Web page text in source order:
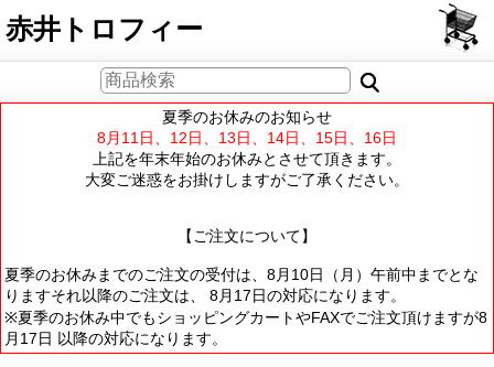
PCサイト
赤井トロフィー
夏季のお休みのお知らせ
8月11日、12日、13日、14日、15日、16日
上記を年末年始のお休みとさせて頂きます。
大変ご迷惑をお掛けしますがご了承ください。
【ご注文について】
夏季のお休みまでのご注文の受付は、8月10日（月）午前中までとな
りますそれ以降のご注文は、 8月17日の対応になります。
※夏季のお休み中でもショッピングカートやFAXでご注文頂けますが8
月17日 以降の対応になります。